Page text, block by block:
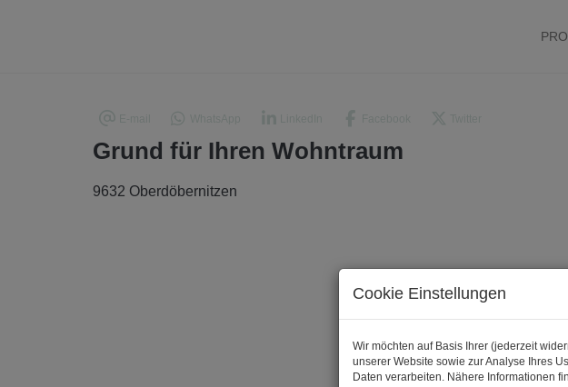
Grund für Ihren Wohntraum
9632 Oberdöbernitzen
Cookie Einstellungen
Wir möchten auf Basis Ihrer (jederzeit
unserer Website sowie zur Analyse Ihres
Daten verarbeiten. Nähere Informationen